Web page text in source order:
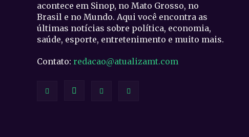
acontece em Sinop, no Mato Grosso, no
Brasil e no Mundo. Aqui você encontra as
últimas notícias sobre política, economia,
saúde, esporte, entretenimento e muito mais.
Contato: redacao@atualizamt.com